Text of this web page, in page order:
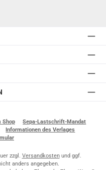
Shop
Sepa-Lastschrift-Mandat
Informationen des Verlages
zzgl. Versandkostenund ggf.
anders angegeben.